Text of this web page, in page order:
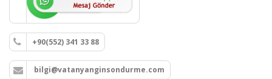
+90(552) 341 33 88
bilgi@vatanyanginsondurme.com